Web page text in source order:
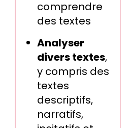
comprendre
des textes
Analyser
divers textes,
y compris des
textes
descriptifs,
narratifs,